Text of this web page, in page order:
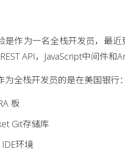
是作为一名全栈开发员，最
API，JavaScript中间件和
为全栈开发员的是在美国银行：
板
Git存储库
环境